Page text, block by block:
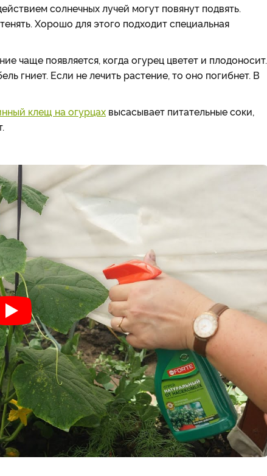
солнечных лучей могут повянут подвять.
Хорошо для этого подходит специальная
чаще появляется, когда огурец цветет и плодоносит.
гниет. Если не лечить растение, то оно погибнет. В
клещ на огурцах высасывает питательные соки,